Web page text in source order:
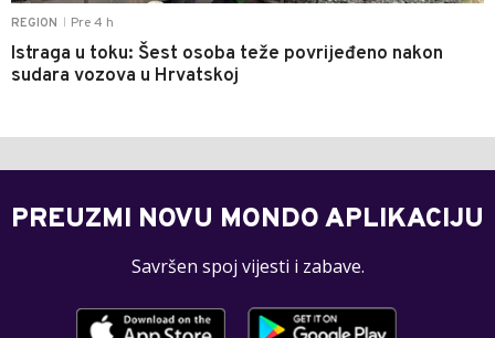
REGION Pre 4 h
Istraga u toku: Šest osoba teže povrijeđeno nakon
sudara vozova u Hrvatskoj
PREUZMI NOVU MONDO APLIKACIJU
Savršen spoj vijesti i zabave.